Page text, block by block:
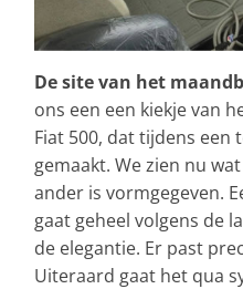
De site van het
ons een een kiekje van
Fiat 500, dat tijdens een
gemaakt. We zien nu
ander is vormgegeven.
gaat geheel volgens de
de elegantie. Er past
Uiteraard gaat het qua